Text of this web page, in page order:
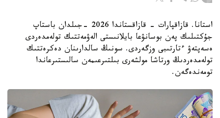
استانا. قازاقپارات - قازاقستاندا 2026 -جىلدان باستاپ
جۇكتىلىك پەن بوسانۋعا بايلانىستى الەۋمەتتىك تولەمدەردى
ەسەپتەۋ ءتارتىبى وزگەردى. سونىڭ سالدارىنان دەكرەتتىك
تولەمدەردىڭ ورتاشا مولشەرى بىلتىرعىمەن سالىستىرعاندا
تومەندەگەن.